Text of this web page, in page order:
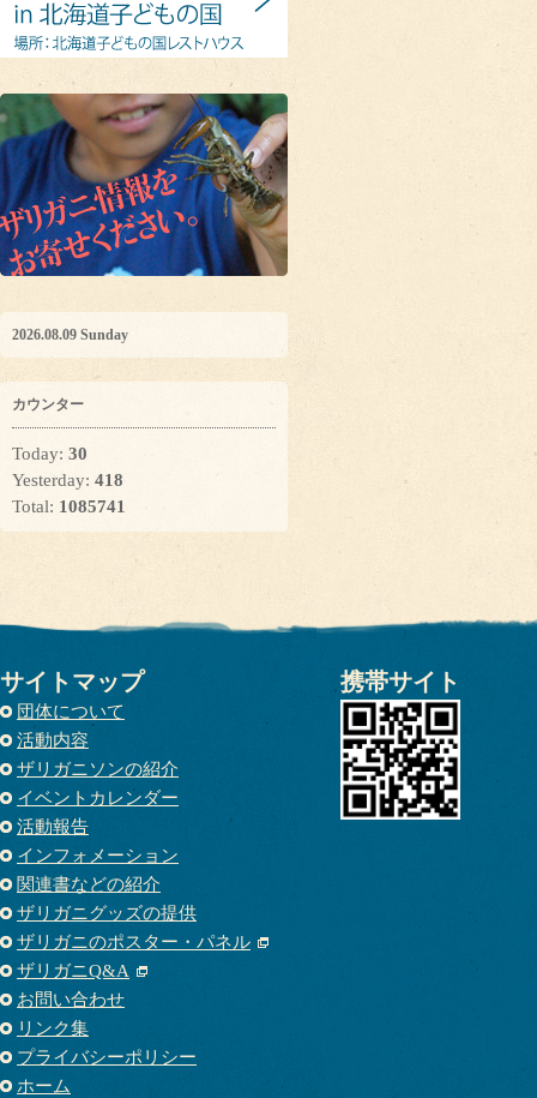
2026.08.09 Sunday
カウンター
Today: 30
Yesterday: 418
Total: 1085741
サイトマップ
団体について
活動内容
ザリガニソンの紹介
イベントカレンダー
活動報告
インフォメーション
関連書などの紹介
ザリガニグッズの提供
ザリガニのポスター・パネル
ザリガニQ&A
お問い合わせ
リンク集
プライバシーポリシー
ホーム
携帯サイト